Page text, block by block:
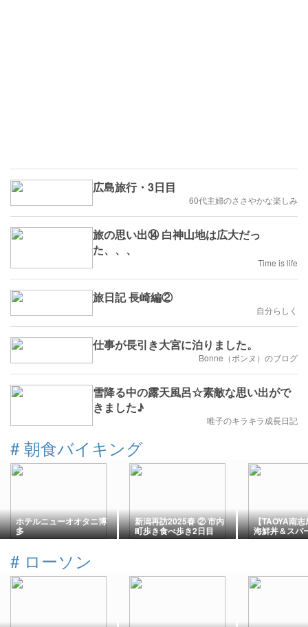
広島旅行・3日目
60代主婦のささやかな楽しみ
旅の思い出⑭ 白神山地は広大だっ
た、、、
Time is life
旅日記 長崎編②
自分らしく
仕事が長引き大宮に泊りました。
Bonne（ボンヌ）のブログ
雪降る中の露天風呂☆素敵な思い出がで
きました♪
唯子のキラキラ成長日記
# 朝食バイキング
ホテルニューオオタニ博
多
新潟再訪2025春 ② 市内
町歩き食べ歩き2日目
【TAOYA南
海鮮丼＆スパ
ワイン！絶景
# ローソン